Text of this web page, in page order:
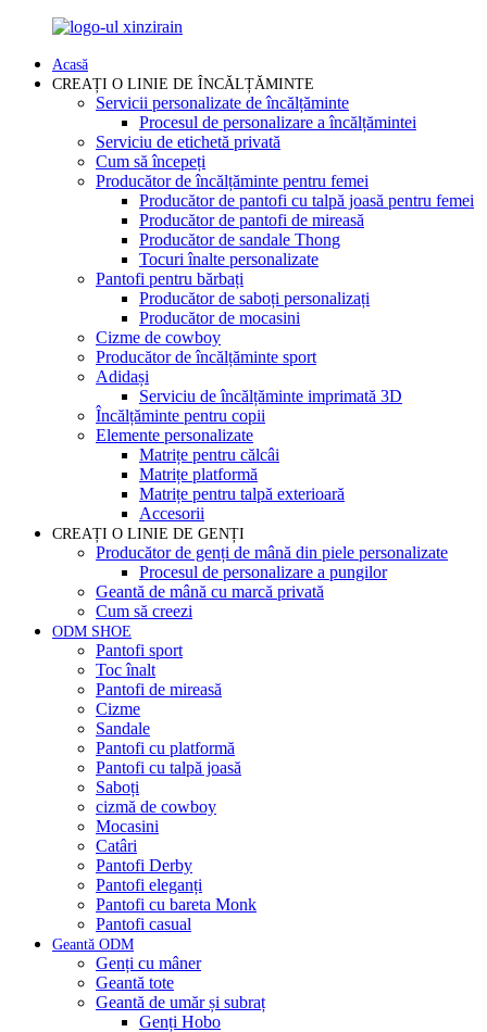
Acasă
CREAȚI O LINIE DE ÎNCĂLȚĂMINTE
Servicii personalizate de încălțăminte
Procesul de personalizare a încălțămintei
Serviciu de etichetă privată
Cum să începeți
Producător de încălțăminte pentru femei
Producător de pantofi cu talpă joasă pentru femei
Producător de pantofi de mireasă
Producător de sandale Thong
Tocuri înalte personalizate
Pantofi pentru bărbați
Producător de saboți personalizați
Producător de mocasini
Cizme de cowboy
Producător de încălțăminte sport
Adidași
Serviciu de încălțăminte imprimată 3D
Încălțăminte pentru copii
Elemente personalizate
Matrițe pentru călcâi
Matrițe platformă
Matrițe pentru talpă exterioară
Accesorii
CREAȚI O LINIE DE GENȚI
Producător de genți de mână din piele personalizate
Procesul de personalizare a pungilor
Geantă de mână cu marcă privată
Cum să creezi
ODM SHOE
Pantofi sport
Toc înalt
Pantofi de mireasă
Cizme
Sandale
Pantofi cu platformă
Pantofi cu talpă joasă
Saboți
cizmă de cowboy
Mocasini
Catâri
Pantofi Derby
Pantofi eleganți
Pantofi cu bareta Monk
Pantofi casual
Geantă ODM
Genți cu mâner
Geantă tote
Geantă de umăr și subraț
Genți Hobo